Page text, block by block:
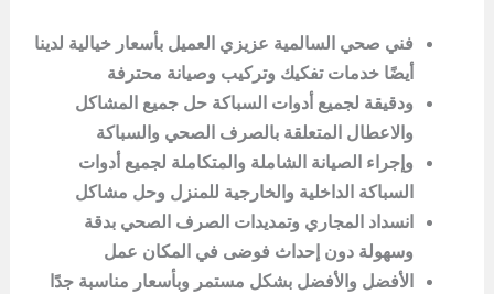
فني صحي السالمية عزيزي العميل بأسعار خيالية لدينا
أيضًا خدمات تفكيك وتركيب وصيانة محترفة
ودقيقة لجميع أدوات السباكة حل جميع المشاكل
والاعطال المتعلقة بالصرف الصحي والسباكة
وإجراء الصيانة الشاملة والمتكاملة لجميع أدوات
السباكة الداخلية والخارجية للمنزل وحل مشاكل
انسداد المجاري وتمديدات الصرف الصحي بدقة
وسهولة دون إحداث فوضى في المكان عمل
الأفضل والأفضل بشكل مستمر وبأسعار مناسبة جدًا